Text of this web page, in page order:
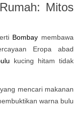
Mitos
Bombay membawa
Eropa abad
kucing hitam tidak
mencari makanan
warna bulu